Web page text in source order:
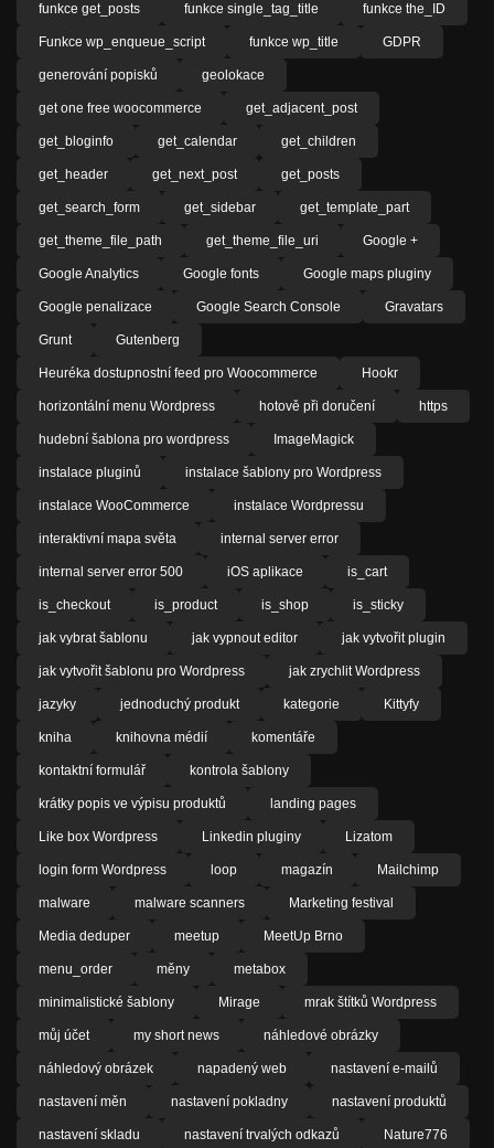
funkce get_posts funkce single_tag_title funkce the_ID
Funkce wp_enqueue_script funkce wp_title GDPR
generování popisků geolokace
get one free woocommerce get_adjacent_post
get_bloginfo get_calendar get_children
get_header get_next_post get_posts
get_search_form get_sidebar get_template_part
get_theme_file_path get_theme_file_uri Google +
Google Analytics Google fonts Google maps pluginy
Google penalizace Google Search Console Gravatars
Grunt Gutenberg
Heuréka dostupnostní feed pro Woocommerce Hookr
horizontální menu Wordpress hotově při doručení https
hudební šablona pro wordpress ImageMagick
instalace pluginů instalace šablony pro Wordpress
instalace WooCommerce instalace Wordpressu
interaktivní mapa světa internal server error
internal server error 500 iOS aplikace is_cart
is_checkout is_product is_shop is_sticky
jak vybrat šablonu jak vypnout editor jak vytvořit plugin
jak vytvořit šablonu pro Wordpress jak zrychlit Wordpress
jazyky jednoduchý produkt kategorie Kittyfy
kniha knihovna médií komentáře
kontaktní formulář kontrola šablony
krátky popis ve výpisu produktů landing pages
Like box Wordpress Linkedin pluginy Lizatom
login form Wordpress loop magazín Mailchimp
malware malware scanners Marketing festival
Media deduper meetup MeetUp Brno
menu_order měny metabox
minimalistické šablony Mirage mrak štítků Wordpress
můj účet my short news náhledové obrázky
náhledový obrázek napadený web nastavení e-mailů
nastavení měn nastavení pokladny nastavení produktů
nastavení skladu nastavení trvalých odkazů Nature776